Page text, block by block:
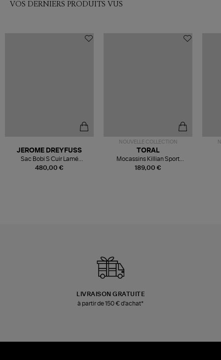
VOS DERNIERS PRODUITS VUS
480,00 €
JEROME DREYFUSS
Sac Bobi S Cuir Lamé
Champagne
NOUVELLE COLLECTION
189,00 €
TORAL
Mocassins Killian Sport
Mousse
LIVRAISON GRATUITE
à partir de 150 € d'achat*